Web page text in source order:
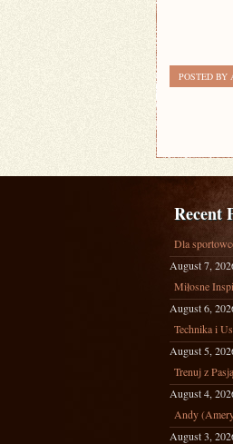
POSTED BY
Recent
Dla
August 7,
Miłosne
August 6,
Technika i
August 5,
Trenuj z Pasją
August 4,
Andy
August 3,